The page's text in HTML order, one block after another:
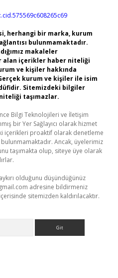
herhangi bir marka, kurum
bulunmamaktadır.
makaleler
alan içerikler haber niteliği
ve kişiler hakkında
kurum ve kişiler ile isim
Sitemizdeki bilgiler
taşımazlar.
Bilgi Teknolojileri ve İletişim
bir Yer Sağlayıcı olarak hizmet
içerikleri proaktif olarak denetleme
Ancak, üyelerimiz
taşımakta olup, siteye üye olarak
olduğunu düşündüğünüz
adresine bildirmeniz
sitemizden kaldırılacaktır.